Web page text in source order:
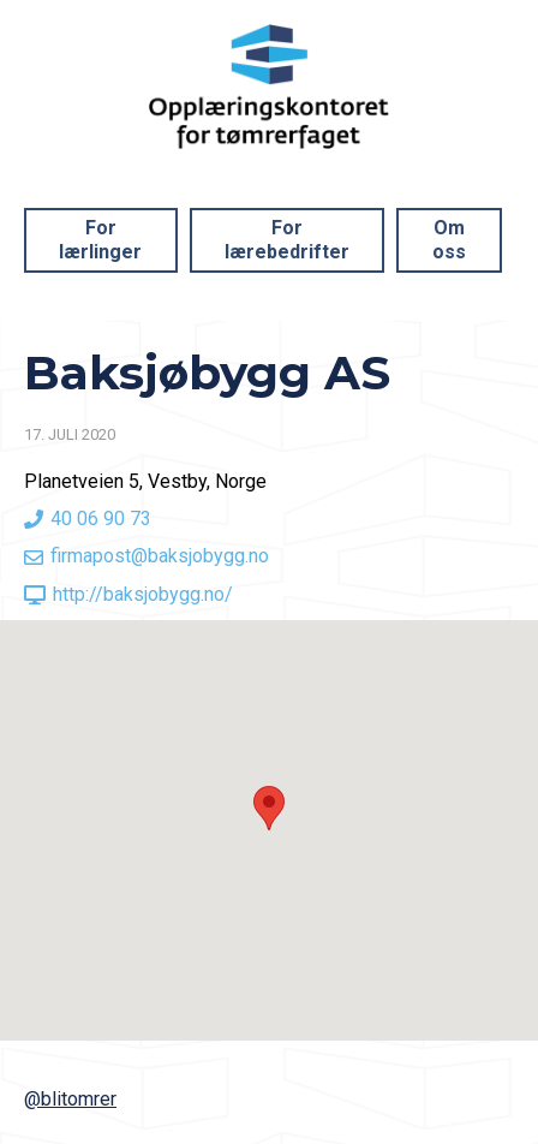
For
lærlinger
For
lærebedrifter
Om
oss
Baksjøbygg AS
17. JULI 2020
Planetveien 5, Vestby, Norge
40 06 90 73
firmapost@baksjobygg.no
http://baksjobygg.no/
@blitomrer